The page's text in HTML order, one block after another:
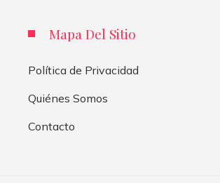
Mapa Del Sitio
Política de Privacidad
Quiénes Somos
Contacto